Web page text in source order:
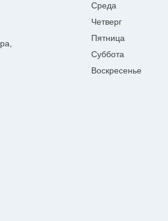
Среда
Четверг
Пятница
Суббота
Воскресенье